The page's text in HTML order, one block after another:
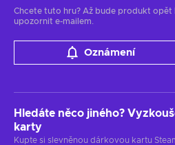
Chcete tuto hru? Až bude produkt opět
upozornit e-mailem.
Oznámení
Hledáte něco jiného?
karty
Kupte si slevněnou dárkovou kartu